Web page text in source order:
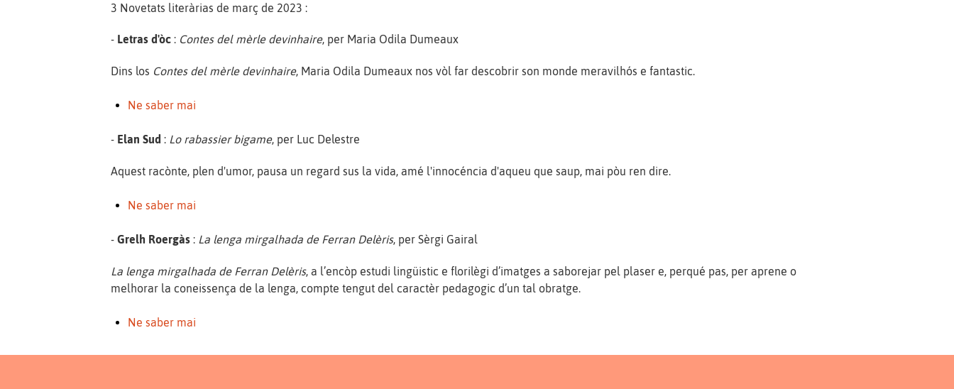
3 Novetats literàrias de març de 2023 :
- Letras d'òc : Contes del mèrle devinhaire, per Maria Odila Dumeaux
Dins los Contes del mèrle devinhaire, Maria Odila Dumeaux nos vòl far descobrir son monde meravilhós e fantastic.
Ne saber mai
- Elan Sud : Lo rabassier bigame, per Luc Delestre
Aquest racònte, plen d'umor, pausa un regard sus la vida, amé l'innocéncia d'aqueu que saup, mai pòu ren dire.
Ne saber mai
-Grelh Roergàs : La lenga mirgalhada de Ferran Delèris, per Sèrgi Gairal
La lenga mirgalhada de Ferran Delèris, a l’encòp estudi lingüistic e florilègi d’imatges a saborejar pel plaser e, perqué pas, per aprene o
melhorar la coneissença de la lenga, compte tengut del caractèr pedagogic d’un tal obratge.
Ne saber mai